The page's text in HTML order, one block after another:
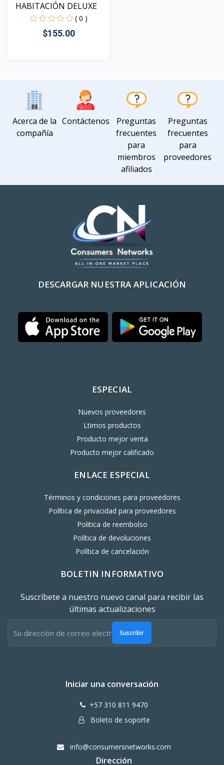
HABITACIÓN DELUXE
( 0 )
$155.00
Acerca de la
compañía
Contáctenos
Preguntas
frecuentes
para
miembros
afiliados
Preguntas
frecuentes
para
proveedores
DESCARGAR NUESTRA APLICACIÓN
ESPECIAL
Nuevos proveedores
Ltimos productos
Producto mejor venta
Producto mejor calificado
ENLACE ESPECIAL
Términos y condiciones para proveedores
Política de privacidad para proveedores
Politica de reembolso
Política de devoluciones
Política de cancelación
BOLETIN INFORMATIVO
Suscríbete a nuestro nuevo canal para recibir las
últimas actualizaciones
Suscribir
Iniciar una conversación
+57 310 811 9470
Boleto de soporte
info@consumersnetworks.com
Dirección